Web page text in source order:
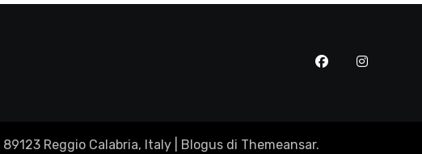
Reggio Calabria, Italy Blogus di Themeansar.